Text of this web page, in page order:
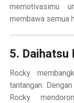
memotivasimu
membawa semua
5. Daihatsu
Rocky
tantangan.
Rocky